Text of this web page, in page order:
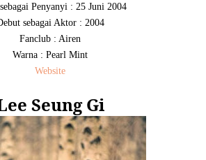
Penyanyi : 25 Juni 2004
sebagai Aktor : 2004
Fanclub : Airen
Warna : Pearl Mint
Website
Seung Gi